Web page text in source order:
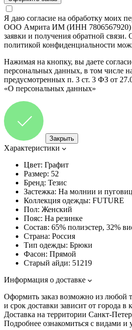
Я даю согласие на обработку моих
ООО Амрита ИМ (ИНН 7806567920)
заявки и получения обратной связи.
политикой конфиденциальности
Нажимая на кнопку, вы даете
персональных данных, в том числе
предусмотренных п. 3 ст. 3 ФЗ от
«О персональных данных»
Закрыть
Характеристики
Цвет: Графит
Размер: 52
Бренд: Тезис
Застежка: На молнии и
Коллекция одежды: FUTURE
Пол: Женский
Пояс: На резинке
Состав: 65% полиэстер, 32%
Страна: Россия
Тип одежды: Брюки
Фасон: Прямой
Старый айди: 51219
Информация о доставке
Оформить заказ возможно из любой
и срок доставки зависит от города в
Доставка на территории Санкт-
Подробнее ознакомиться с видами и